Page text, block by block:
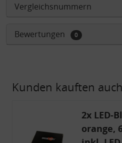
Vergleichsnummern
Bewertungen 0
Kunden kauften auch
2x LED-
orange,